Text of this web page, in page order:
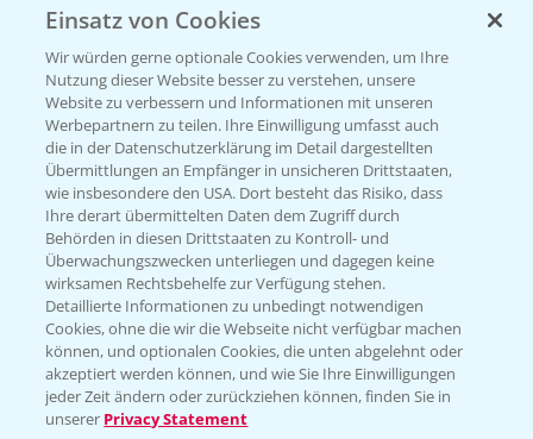
Beratung auf WhatsApp
T.+49 (0)174 346 564 1
KONTAKT
Hilfe in Notfällen
T.+49 (0)214/30-20220
Folgen Sie uns
Einsatz von Cookies
Wir würden gerne optionale Cookies verwenden, um Ihre
Nutzung dieser Website besser zu verstehen, unsere
Website zu verbessern und Informationen mit unseren
Werbepartnern zu teilen. Ihre Einwilligung umfasst auch
die in der Datenschutzerklärung im Detail dargestellten
Übermittlungen an Empfänger in unsicheren Drittstaaten,
wie insbesondere den USA. Dort besteht das Risiko, dass
Ihre derart übermittelten Daten dem Zugriff durch
Behörden in diesen Drittstaaten zu Kontroll- und
Überwachungszwecken unterliegen und dagegen keine
wirksamen Rechtsbehelfe zur Verfügung stehen.
Detaillierte Informationen zu unbedingt notwendigen
Cookies, ohne die wir die Webseite nicht verfügbar machen
können, und optionalen Cookies, die unten abgelehnt oder
akzeptiert werden können, und wie Sie Ihre Einwilligungen
jeder Zeit ändern oder zurückziehen können, finden Sie in
unserer Privacy Statement